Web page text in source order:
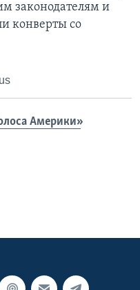
законодателям и
конверты со
Америки»